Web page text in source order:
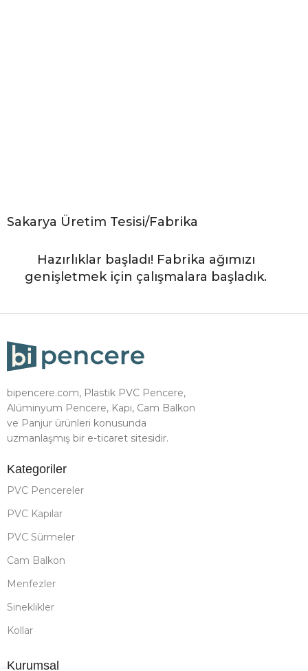
Sakarya Üretim Tesisi/Fabrika
Hazırlıklar başladı! Fabrika ağımızı
genişletmek için çalışmalara başladık.
bipencere.com, Plastik PVC Pencere,
Alüminyum Pencere, Kapı, Cam Balkon
ve Panjur ürünleri konusunda
uzmanlaşmış bir e-ticaret sitesidir.
Kategoriler
PVC Pencereler
PVC Kapılar
PVC Sürmeler
Cam Balkon
Menfezler
Sineklikler
Kollar
Kurumsal